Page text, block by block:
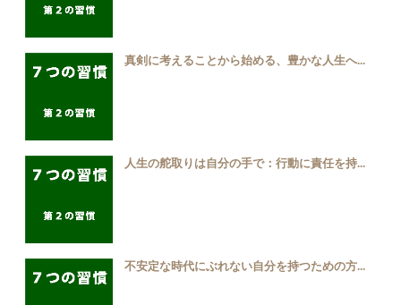
真剣に考えることから始める、豊かな人生へ...
人生の舵取りは自分の手で：行動に責任を持...
不安定な時代にぶれない自分を持つための方...